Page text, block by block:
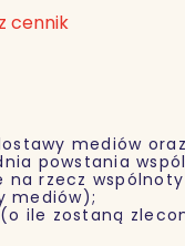
cennik
mediów
powstania
rzecz
mediów);
ile zostaną